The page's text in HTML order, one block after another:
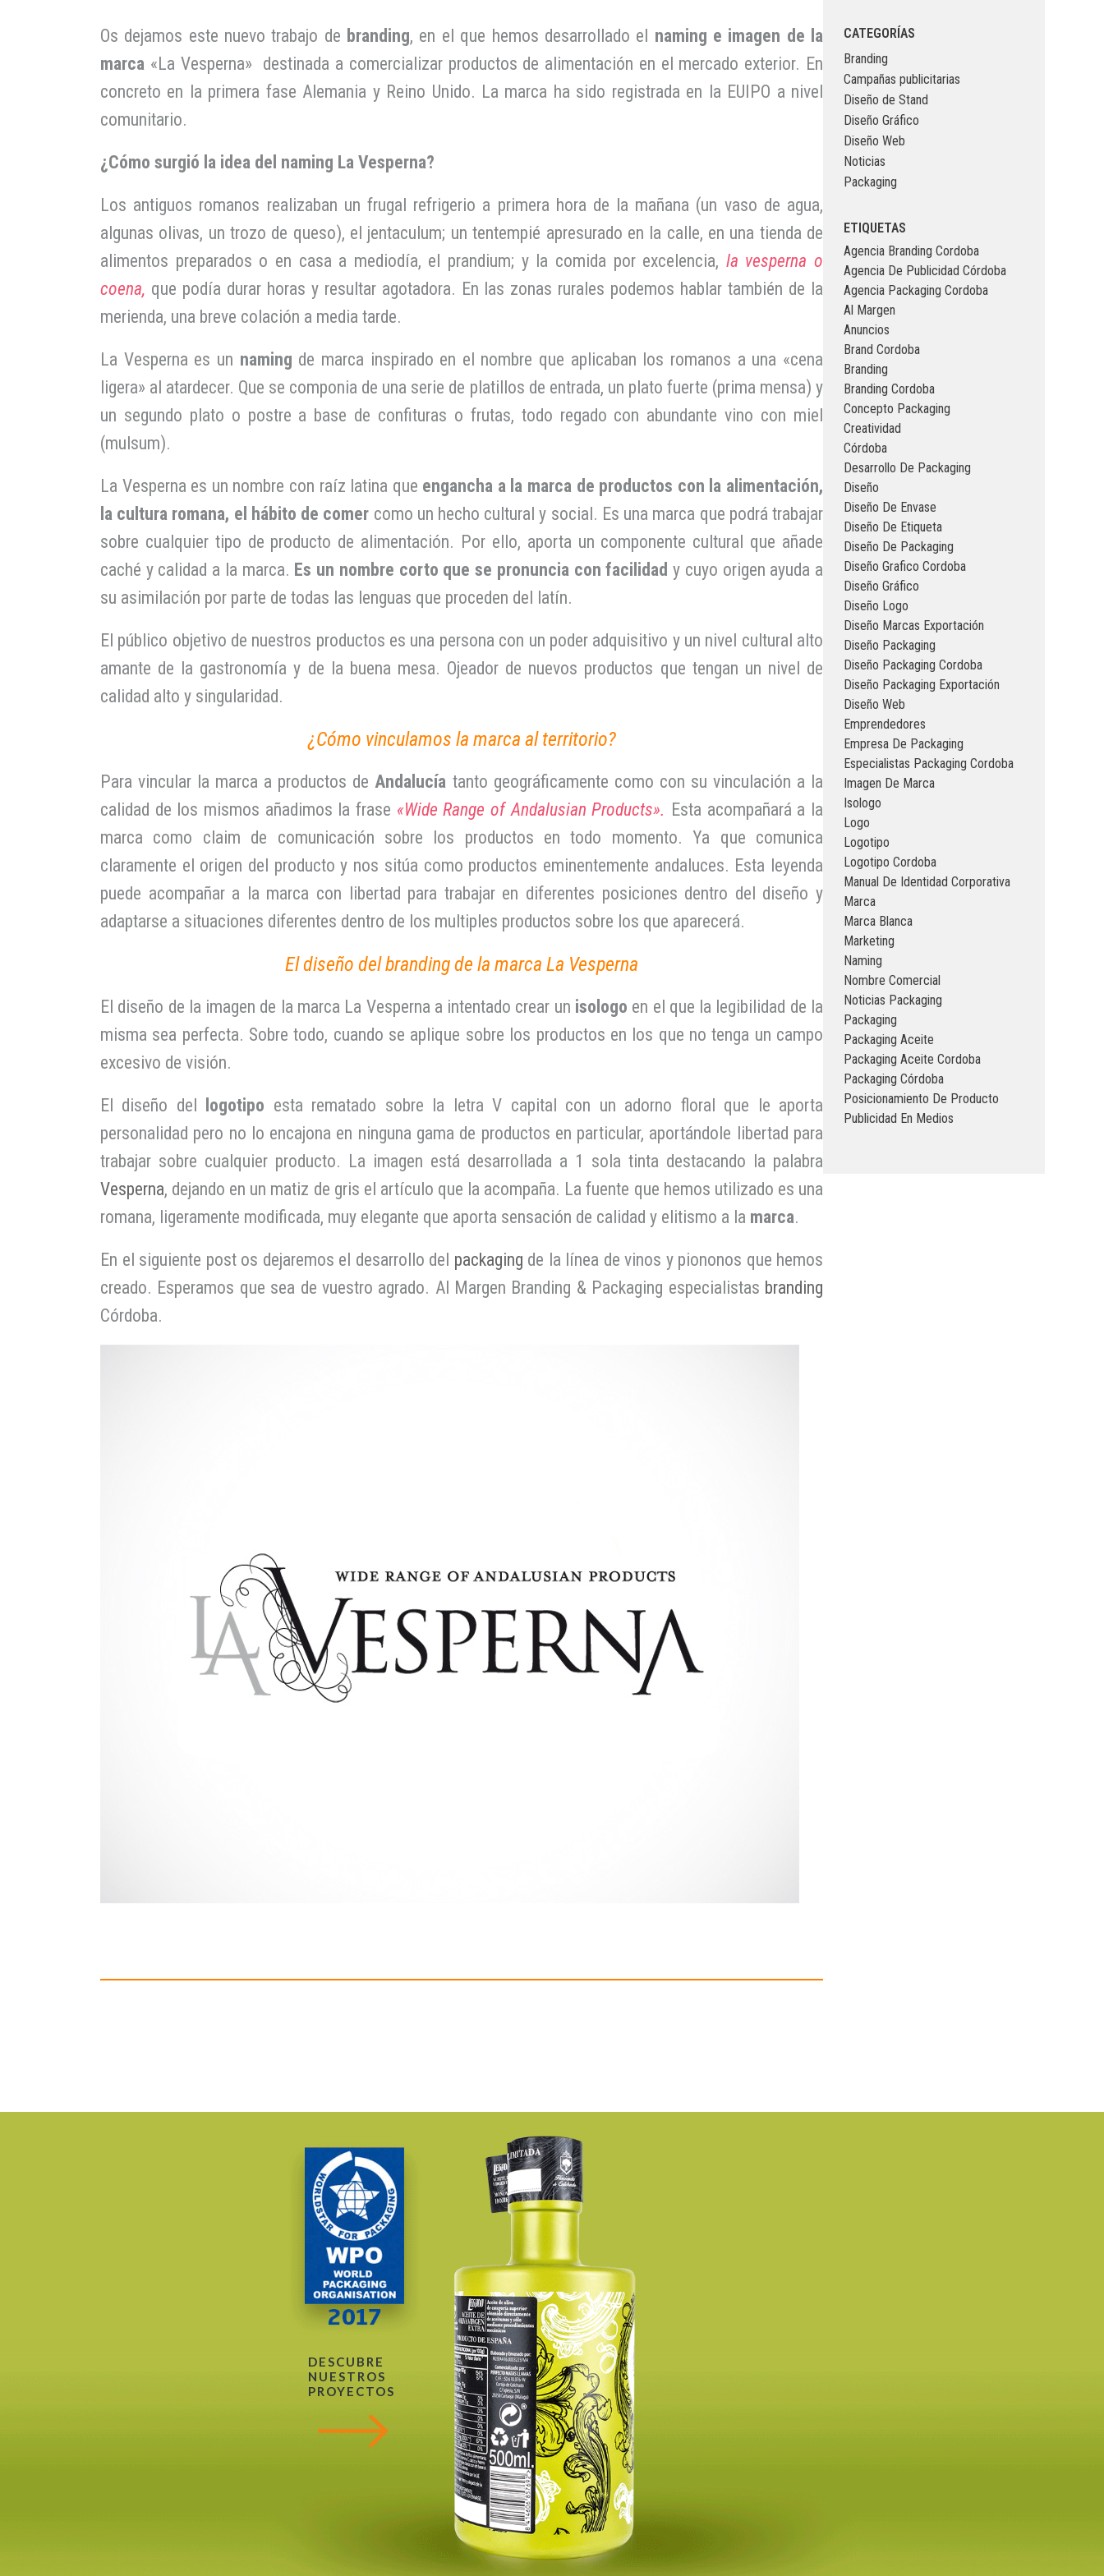
Os dejamos este nuevo trabajo de branding, en el que hemos desarrollado el naming e imagen de la
marca «La Vesperna» destinada a comercializar productos de alimentación en el mercado exterior. En
concreto en la primera fase Alemania y Reino Unido. La marca ha sido registrada en la EUIPO a nivel
comunitario.
¿Cómo surgió la idea del naming La Vesperna?
Los antiguos romanos realizaban un frugal refrigerio a primera hora de la mañana (un vaso de agua,
algunas olivas, un trozo de queso), el jentaculum; un tentempié apresurado en la calle, en una tienda de
alimentos preparados o en casa a mediodía, el prandium; y la comida por excelencia, la vesperna o
coena, que podía durar horas y resultar agotadora. En las zonas rurales podemos hablar también de la
merienda, una breve colación a media tarde.
La Vesperna es un naming de marca inspirado en el nombre que aplicaban los romanos a una «cena
ligera» al atardecer. Que se componia de una serie de platillos de entrada, un plato fuerte (prima mensa) y
un segundo plato o postre a base de confituras o frutas, todo regado con abundante vino con miel
(mulsum).
La Vesperna es un nombre con raíz latina que engancha a la marca de productos con la alimentación,
la cultura romana, el hábito de comer como un hecho cultural y social. Es una marca que podrá trabajar
sobre cualquier tipo de producto de alimentación. Por ello, aporta un componente cultural que añade
caché y calidad a la marca. Es un nombre corto que se pronuncia con facilidady cuyo origen ayuda a
su asimilación por parte de todas las lenguas que proceden del latín.
El público objetivo de nuestros productos es una persona con un poder adquisitivo y un nivel cultural alto
amante de la gastronomía y de la buena mesa. Ojeador de nuevos productos que tengan un nivel de
calidad alto y singularidad.
¿Cómo vinculamos la marca al territorio?
Para vincular la marca a productos deAndalucía tanto geográficamente como con su vinculación a la
calidad de los mismos añadimos la frase «Wide Range of Andalusian Products». Esta acompañará a la
marca como claim de comunicación sobre los productos en todo momento. Ya que comunica
claramente el origen del producto y nos sitúa como productos eminentemente andaluces. Esta leyenda
puede acompañar a la marca con libertad para trabajar en diferentes posiciones dentro del diseño y
adaptarse a situaciones diferentes dentro de los multiples productos sobre los que aparecerá.
El diseño del branding de la marca La Vesperna
El diseño de la imagen de la marca La Vesperna a intentado crear un isologo en el que la legibilidad de la
misma sea perfecta. Sobre todo, cuando se aplique sobre los productos en los que no tenga un campo
excesivo de visión.
El diseño del logotipo esta rematado sobre la letra V capital con un adorno floral que le aporta
personalidad pero no lo encajona en ninguna gama de productos en particular, aportándole libertad para
trabajar sobre cualquier producto. La imagen está desarrollada a 1 sola tinta destacando la palabra
Vesperna, dejando en un matiz de gris el artículo que la acompaña. La fuente que hemos utilizado es una
romana, ligeramente modificada, muy elegante que aporta sensación de calidad y elitismo a la marca.
En el siguiente post os dejaremos el desarrollo del packaging de la línea de vinos y piononos que hemos
creado. Esperamos que sea de vuestro agrado. Al Margen Branding & Packaging especialistas branding
Córdoba.
CATEGORÍAS
Branding
Campañas publicitarias
Diseño de Stand
Diseño Gráfico
Diseño Web
Noticias
Packaging
ETIQUETAS
Agencia Branding Cordoba
Agencia De Publicidad Córdoba
Agencia Packaging Cordoba
Al Margen
Anuncios
Brand Cordoba
Branding
Branding Cordoba
Concepto Packaging
Creatividad
Córdoba
Desarrollo De Packaging
Diseño
Diseño De Envase
Diseño De Etiqueta
Diseño De Packaging
Diseño Grafico Cordoba
Diseño Gráfico
Diseño Logo
Diseño Marcas Exportación
Diseño Packaging
Diseño Packaging Cordoba
Diseño Packaging Exportación
Diseño Web
Emprendedores
Empresa De Packaging
Especialistas Packaging Cordoba
Imagen De Marca
Isologo
Logo
Logotipo
Logotipo Cordoba
Manual De Identidad Corporativa
Marca
Marca Blanca
Marketing
Naming
Nombre Comercial
Noticias Packaging
Packaging
Packaging Aceite
Packaging Aceite Cordoba
Packaging Córdoba
Posicionamiento De Producto
Publicidad En Medios
DESCUBRE
NUESTROS
PROYECTOS